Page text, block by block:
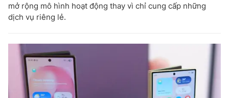
mở rộng mô hình hoạt động thay vì chỉ cung cấp những
dịch vụ riêng lẻ.